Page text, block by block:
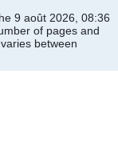
9 août 2026, 08:36
of pages and
between